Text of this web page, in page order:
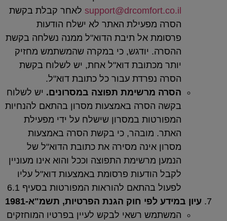
לאחר קבלת בקשת
מפעילת האתר לא ישלח הודעות
אל תיבת הדוא"ל ממנה נשלחה בקשת
יודגש, כי במקרה שהמשתמש מחזיק
מכתובת דוא"ל אחת, יש לשלוח בקשת
נפרדת עבור כל כתובת דוא"ל.
מרשימת תפוצה במסרונים.יש לשלוח
הסרה באמצעות מסרון בהתאם להנחיות
במסרון שישלח על ידי מפעילת
מובהר, כי בקשת הסרה באמצעות
אינה מסירה את כתובת הדוא"ל של
מרשימת התפוצה וככל והוא אינו מעוניין
הודעות פרסומת באמצעות דוא"ל עליו
בהתאם להוראות המפורטות בסעיף 6.1
לפי חוק הגנת הפרטיות, תשמ"א-1981
רשאי לבקש לעיין בפרטיו המוחזקים